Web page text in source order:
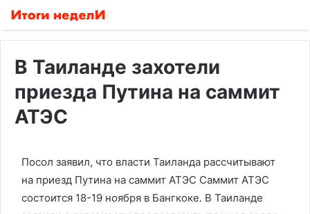
В Таиланде захотели
приезда Путина на саммит
АТЭС
Посол заявил, что власти Таиланда рассчитывают
на приезд Путина на саммит АТЭС Саммит АТЭС
состоится 18-19 ноября в Бангкоке. В Таиланде